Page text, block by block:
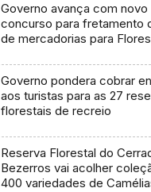
Governo avança com novo
concurso para fretamento
de mercadorias para
Governo pondera cobrar
aos turistas para as 27
florestais de recreio
Reserva Florestal do
Bezerros vai acolher
400 variedades de